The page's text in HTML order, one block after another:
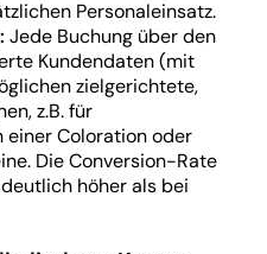
Personaleinsatz.
Jede Buchung über den
Kundendaten (mit
zielgerichtete,
z.B. für
einer Coloration oder
Die Conversion-Rate
höher als bei